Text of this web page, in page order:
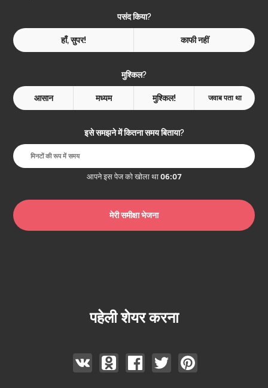
पसंद किया?
हाँ, सुपर! काफी नहीं
मुश्किल?
आसान मध्यम मुश्किल! जवाब पता था
इसे समझने में कितना समय बिताया?
आपने इस पेज को खोला था06:07
पहेली शेयर करना